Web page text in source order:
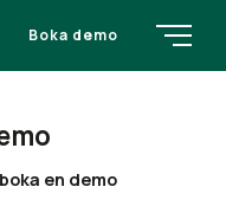
Boka demo
en demo